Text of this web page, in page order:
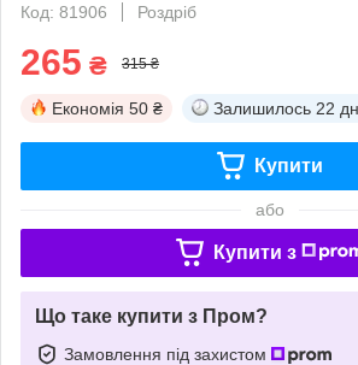
Код: 81906
Роздріб
265 ₴ 315 ₴
Економія 50 ₴ Залишилось 22
Купити
або
Купити з
Що таке купити з Пром?
Замовлення під захистом